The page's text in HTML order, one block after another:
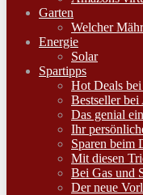
Garten
Welcher
Energie
Solar
Spartipps
Hot Deals
Bestseller
Das genial
Ihr
Sparen beim
Mit diesen
Bei Gas und
Der neue